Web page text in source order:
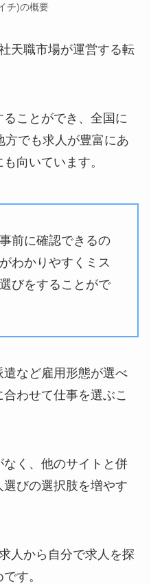
チ)の概要
天職市場が運営する転
ことができ、全国に
でも求人が豊富にあ
向いています。
前に確認できるの
わかりやすくミス
びをすることがで
など雇用形態が選べ
わせて仕事を選ぶこ
く、他のサイトと併
びの選択肢を増やす
人から自分で求人を探
す。